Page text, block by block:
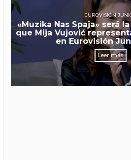
EUROVISIÓN
«Muzika Nas Spaja» será
que Mija Vujović
en Eurovisión
Leer más